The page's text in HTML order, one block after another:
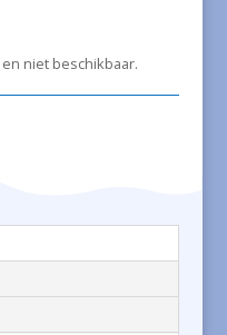
niet beschikbaar.